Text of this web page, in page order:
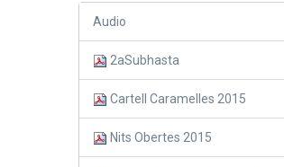
Audio
2aSubhasta
Cartell Caramelles 2015
Nits Obertes 2015